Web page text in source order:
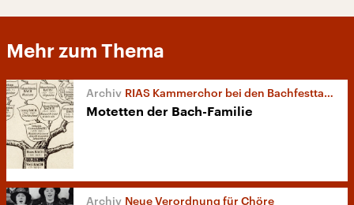
Mehr zum Thema
RIAS Kammerchor bei den Bachfesttagen Köthen
Motetten der Bach-Familie
Neue Verordnung für Chöre